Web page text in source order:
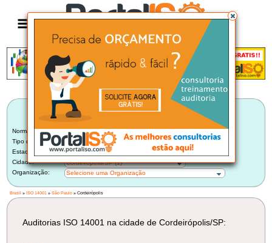
LISTA BRASILEIRA DE AUDITORIAS
Norma:
ISO 14001
Tipo de Auditoria:
Auditoria Externa de Certificadora
Estado:
São Paulo (33)
Cidade:
Cordeirópolis/SP (1)
Organização:
Selecione uma Organização
Brasil »ISO 14001 »São Paulo » Cordeirópolis
Auditorias ISO 14001 na cidade de Cordeirópolis/SP: